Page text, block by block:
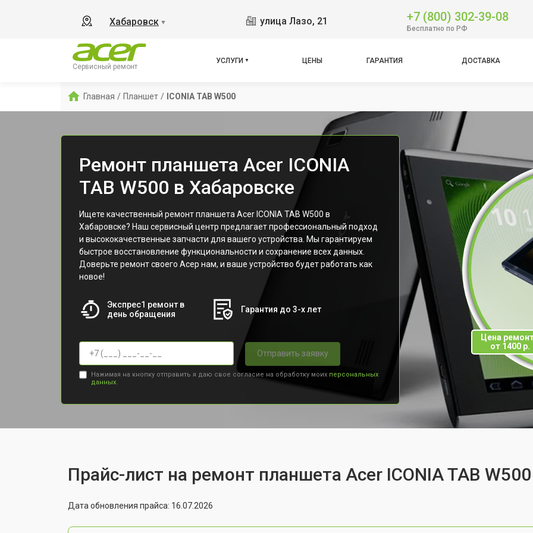
Хабаровск ▼ улица Лазо, 21 +7 (800) 302-39-08
Бесплатно по РФ
Сервисный ремонт
УСЛУГИ ЦЕНЫ ГАРАНТИЯ ДОСТАВКА
Главная / Планшет / ICONIA TAB W500
Ремонт планшета Acer ICONIA
TAB W500 в Хабаровске
Ищете качественный ремонт планшета Acer ICONIA TAB W500 в
Хабаровске? Наш сервисный центр предлагает профессиональный подход
и высококачественные запчасти для вашего устройства. Мы гарантируем
быстрое восстановление функциональности и сохранение всех данных.
Доверьте ремонт своего Асер нам, и ваше устройство будет работать как
новое!
Экспрес1 ремонт в
день обращения
Гарантия до 3-х лет
Отправить заявку
Нажимая на кнопку отправить я даю свое согласие на обработку моих персональных
данных.
Цена
от 1400 р.
Прайс-лист на ремонт планшета Acer ICONIA TAB W500
Дата обновления прайса: 16.07.2026